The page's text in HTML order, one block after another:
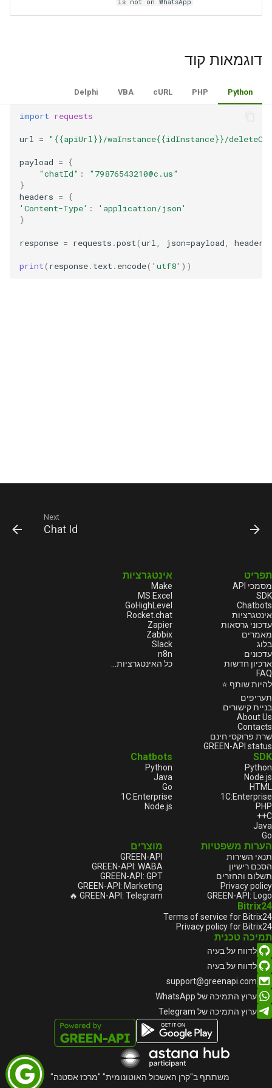
דוגמאות קוד
Python
PHP
cURL
VBA
Delphi
import requests
url = "{{apiUrl}}/waInstance{{idInstance}}/
payload =
{
"chatId" :
"79876543210@c.us"
}
headers =
{
'Content-Type' :
'application/json'
}
response = requests .post(url, json=payload, headers
print( response. text . encode( 'utf8' ))
Next
Chat Id
תפריט
מסמכי API
SDK
Chatbots
אינטגרציות
עדכוני גרסאות
מאמרים
בלוג
עדכונים
ארכיון חדשות
FAQ
להיות שותף ⭐
תעריפים
בניית קישורים
About Us
Contacts
שרת פרוקסי חינם
GREEN-API status
אינטגרציות
Make
MS Excel
GoHighLevel
Rocket.chat
Zapier
Zabbix
Slack
n8n
כל האינטגרציות...
SDK
Python
Node.js
HTML
1С:Enterprise
PHP
C++
Java
Go
Chatbots
Python
Java
Go
1С:Enterprise
Node.js
הערות משפטיות
תנאי השירות
הסכם רישיון
תשלום והחזרים
Privacy policy
GREEN-API: Logo
Bitrix24
Terms of service for Bitrix24
Privacy policy for Bitrix24
מוצרים
GREEN-API
GREEN-API: WABA
GREEN-API: GPT
GREEN-API: Marketing
GREEN-API: Telegram 🔥
תמיכה טכנית
לדווח על בעיה
לדווח על בעיה
support@greenapi.com
ערוץ התמיכה של WhatsApp
ערוץ התמיכה של Telegram
משתתף ב"קרן האשכול האוטונומית" "מרכז אסטנה"